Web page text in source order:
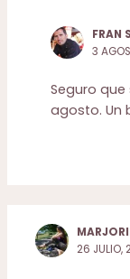
FRAN
3
Seguro que
agosto. Un
26 JULIO,